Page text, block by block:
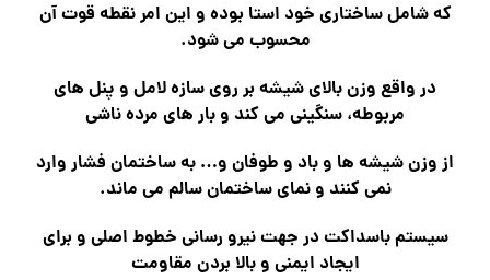
که شامل ساختاری خود استا بوده و این امر نقطه قوت آن
محسوب می شود.
در واقع وزن بالای شیشه بر روی سازه لامل و پنل های
مربوطه، سنگینی می کند و بار های مرده ناشی
از وزن شیشه ها و باد و طوفان و… به ساختمان فشار وارد
نمی کنند و نمای ساختمان سالم می ماند.
سیستم باسداکت در جهت نیرو رسانی خطوط اصلی و برای
ایجاد ایمنی و بالا بردن مقاومت